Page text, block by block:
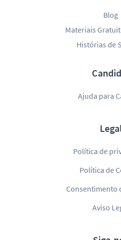
Blog
Materiais
Histórias de
Ajuda para
Política de
Política de
Consentimento
Aviso